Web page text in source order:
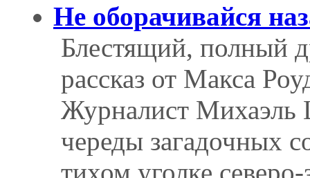
Не оборачивайся
Блестящий, полный
рассказ от Макса
Журналист Михаэль
череды загадочных